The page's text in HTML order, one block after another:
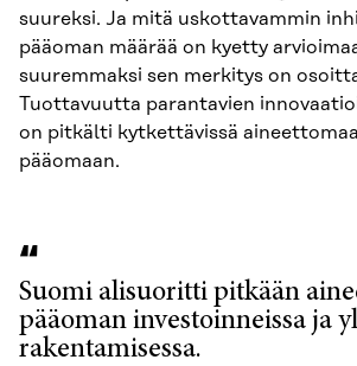
suureksi. Ja mitä uskottavammin
pääoman määrää on kyetty
suuremmaksi sen merkitys on
Tuottavuutta parantavien
on pitkälti kytkettävissä
pääomaan.
Suomi alisuoritti pitkään
pääoman investoinneissa ja
rakentamisessa.